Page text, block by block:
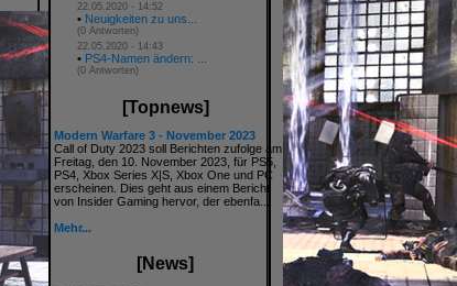
22.05.2020 - 14:52
• Neuigkeiten zu uns...
(0 Antworten)
22.05.2020 - 14:43
• PS4-Namen ändern: ...
(0 Antworten)
[Topnews]
Modern Warfare 3 - November 2023
Call of Duty 2023 soll Berichten zufolge am
Freitag, den 10. November 2023, für PS5,
PS4, Xbox Series X|S, Xbox One und PC
erscheinen. Dies geht aus einem Bericht
von Insider Gaming hervor, der ebenfa...
Mehr...
[News]